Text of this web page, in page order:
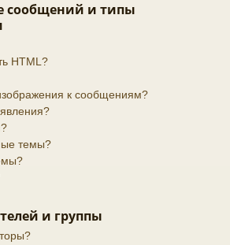
сообщений и типы
HTML?
к сообщениям?
темы?
и группы